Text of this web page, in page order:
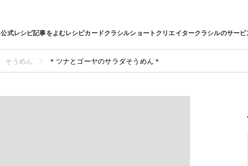
公式レシピ記事をよむレシピカードクラシルショートクリエイタークラシルのサービ
そうめん ＊ツナとゴーヤのサラダそうめん＊